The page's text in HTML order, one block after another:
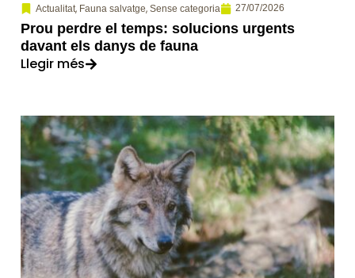
Actualitat, Fauna salvatge, Sense categoria 27/07/2026
Prou perdre el temps: solucions urgents
davant els danys de fauna
Llegir més